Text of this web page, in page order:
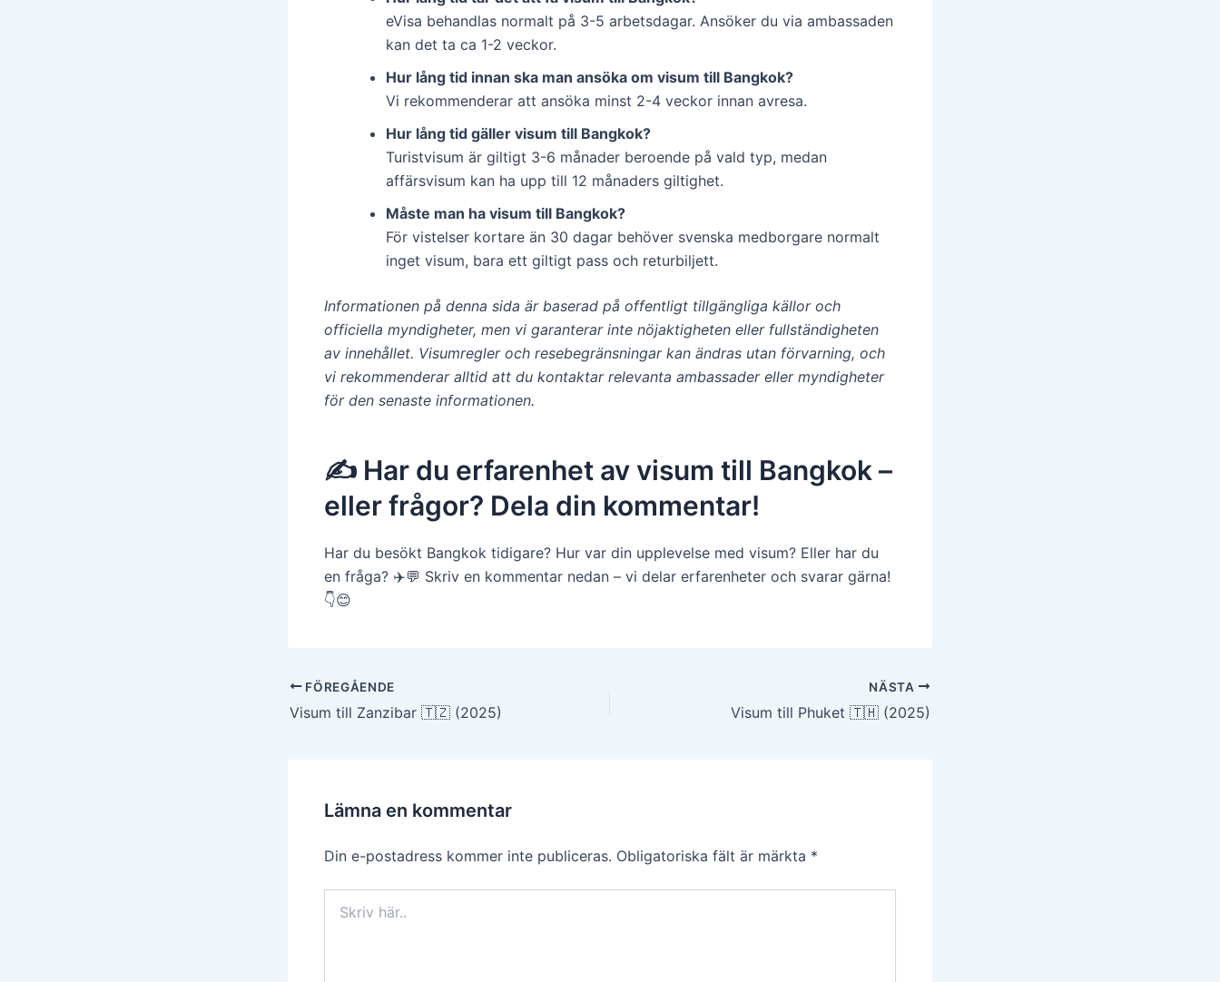
eVisa behandlas normalt på 3-5 arbetsdagar. Ansöker du via ambassaden
kan det ta ca 1-2 veckor.
Hur lång tid innan ska man ansöka om visum till Bangkok?
Vi rekommenderar att ansöka minst 2-4 veckor innan avresa.
Hur lång tid gäller visum till Bangkok?
Turistvisum är giltigt 3-6 månader beroende på vald typ, medan
affärsvisum kan ha upp till 12 månaders giltighet.
Måste man ha visum till Bangkok?
För vistelser kortare än 30 dagar behöver svenska medborgare normalt
inget visum, bara ett giltigt pass och returbiljett.
Informationen på denna sida är baserad på offentligt tillgängliga källor och
officiella myndigheter, men vi garanterar inte nöjaktigheten eller fullständigheten
av innehållet. Visumregler och resebegränsningar kan ändras utan förvarning, och
vi rekommenderar alltid att du kontaktar relevanta ambassader eller myndigheter
för den senaste informationen.
✍️ Har du erfarenhet av visum till Bangkok –
eller frågor? Dela din kommentar!
Har du besökt Bangkok tidigare? Hur var din upplevelse med visum? Eller har du
en fråga? ✈️💬 Skriv en kommentar nedan – vi delar erfarenheter och svarar gärna!
👇😊
Inläggsnavigering
FÖREGÅENDE
Visum till Zanzibar 🇹🇿 (2025)
NÄSTA
Visum till Phuket 🇹🇭 (2025)
Lämna en kommentar
Din e-postadress kommer inte publiceras. Obligatoriska fält är märkta *
här..